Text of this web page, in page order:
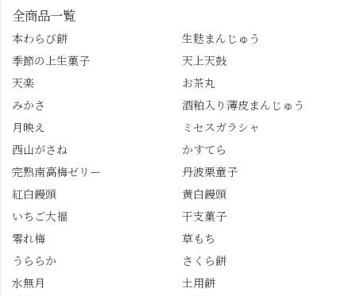
きました。 •お茶丸 •天
上天鼓 •天楽 •完熟南紅
梅ゼリー 上記4点も定番
の和菓子。 完熟南紅梅
を実施中。期限は
7/26（日）。但し、「み
ずは北川」のアプリ会
ゼリーは生の写真を撮
りたかったのですが、
崩れてしまいました。
リ会員の登録はほんと
うにおすすめ。ポイン
な…」と半ば諦めてい
たら、上の方にはまだ
瑞々しい花がたくさん
✨ちょうどこの日から
始まった「あじさい供
養」で、池に浮かぶあ
じさいにも出会えるか
も。 天然記念物の「遊
龍の松」は、地を這う
ように伸びる主幹がま
える迫力！そして桂昌
院お手植えと伝わる樹
ツ #みずは北川 #わらび
餅 #抹茶わらび餅
全商品一覧
本わらび餅
生麩まんじゅう
季節の上生菓子
天上天鼓
天楽
お茶丸
みかさ
酒粕入り薄皮まんじゅう
月映え
ミセスガラシャ
西山がさね
かすてら
完熟南高梅ゼリー
丹波栗童子
紅白饅頭
黄白饅頭
いちご大福
干支菓子
零れ梅
草もち
うららか
さくら餅
水無月
土用餅